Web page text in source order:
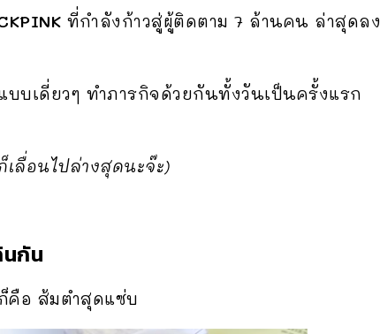
ที่กำลังก้าวสู่ผู้ติดตาม 7 ล้านคน ล่าสุดลง
เดี่ยวๆ ทำภารกิจด้วยกันทั้งวันเป็นครั้งแรก
เลื่อนไปล่างสุดนะจ๊ะ)
กัน
คือ ส้มตำสุดแซ่บ